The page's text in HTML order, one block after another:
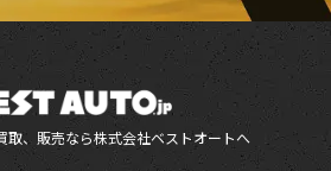
取、販売なら株式会社ベストオートへ